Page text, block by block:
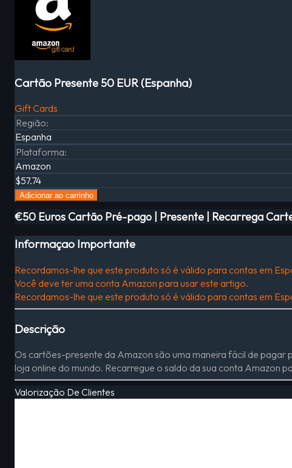
Cartão Presente 50 EUR (Espanha)
Gift Cards
Região:
Espanha
Plataforma:
Amazon
$57.74
Adicionar ao carrinho
€50 Euros Cartão Pré-pago | Presente | Recarrega
Informaçao Importante
Recordamos-lhe que este produto só é válido para contas em
Você deve ter uma conta Amazon para usar este artigo.
Recordamos-lhe que este produto só é válido para contas em
Descrição
Os cartões-presente da Amazon são uma maneira fácil de
loja online do mundo. Recarregue o saldo da sua conta Amazon
Valorização De Clientes